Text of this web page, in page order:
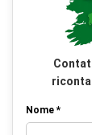
Nome *